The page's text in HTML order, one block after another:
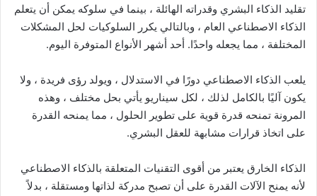
تقليد الذكاء البشري وقدراته الهائلة ، بينما في سلوكه يمكن أن يتعلم
الذكاء الاصطناعي العام ، وبالتالي يكرر السلوكيات لحل المشكلات
المختلفة ، مما يجعله واحدًا. أحد أشهر الأنواع المتوفرة اليوم.
يلعب الذكاء الاصطناعي دورًا في الاستدلال ، ويولد رؤى فريدة ، ولا
يكون آليًا بالكامل لذلك ، لكل سيناريو يأتي بحل مختلف ، وهذه
المرونة تمنحه قدرة قوية على تطوير الحلول ، مما يمنحه القدرة
على اتخاذ قرارات مشابهة للعقل البشري.
الذكاء الخارق يعتبر من أقوى التقنيات المتعلقة بالذكاء الاصطناعي
لأنه يمنح الآلات القدرة على أن تصبح مدركة لذاتها ومستقلة ، بدلاً